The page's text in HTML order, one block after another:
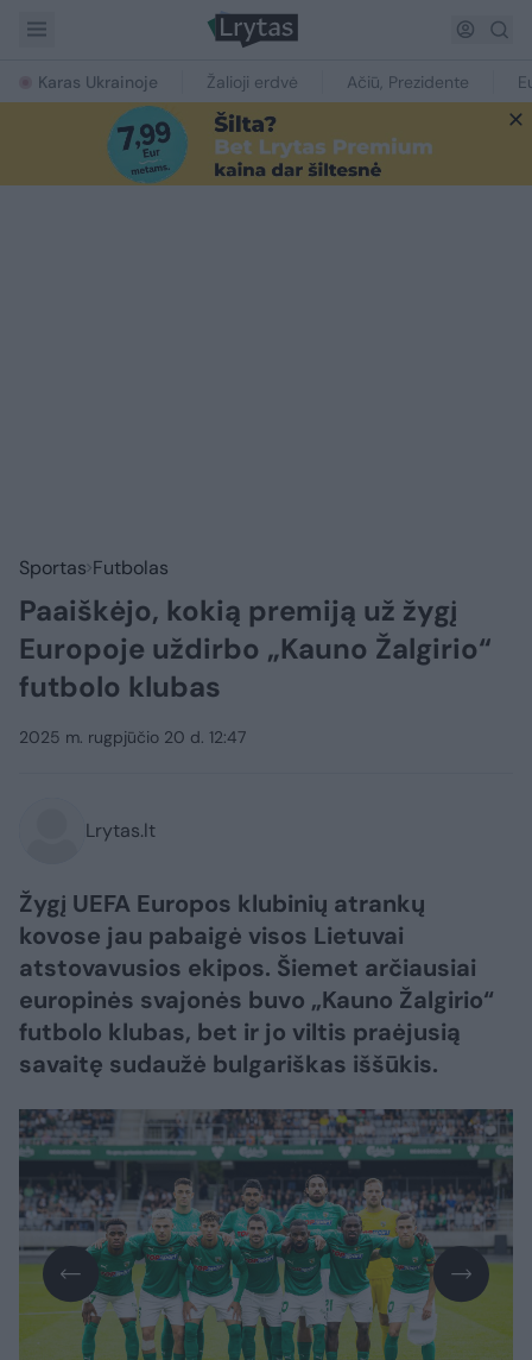
Karas Ukrainoje Žalioji erdvė Ačiū, Prezidente
Sportas Futbolas
Paaiškėjo, kokią premiją už žygį
Europoje uždirbo „Kauno Žalgirio“
futbolo klubas
2025 m. rugpjūčio 20 d. 12:47
Lrytas.lt
Žygį UEFA Europos klubinių atrankų
kovose jau pabaigė visos Lietuvai
atstovavusios ekipos. Šiemet arčiausiai
europinės svajonės buvo „Kauno Žalgirio“
futbolo klubas, bet ir jo viltis praėjusią
savaitę sudaužė bulgariškas iššūkis.